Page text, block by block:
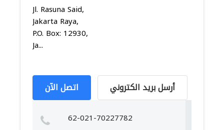
Jl. Rasuna Said,
Jakarta Raya,
P.O. Box: 12930,
Ja...
اتصل الآن أرسل بريد الكتروني
62-021-70227782